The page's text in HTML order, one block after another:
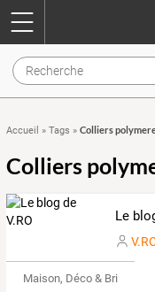
Accueil » Tags » Colliers
Colliers
Le
Maison, Déco & Bricolage